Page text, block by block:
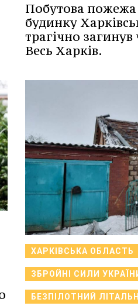
Побутова
будинку
трагічно
Весь Харків.
ХАРКІВСЬКА ОБЛАСТЬ
ЗБРОЙНІ СИЛИ
БЕЗПІЛОТНИЙ